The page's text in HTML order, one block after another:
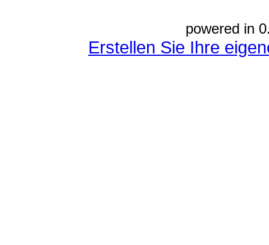
powered in
Erstellen Sie Ihre